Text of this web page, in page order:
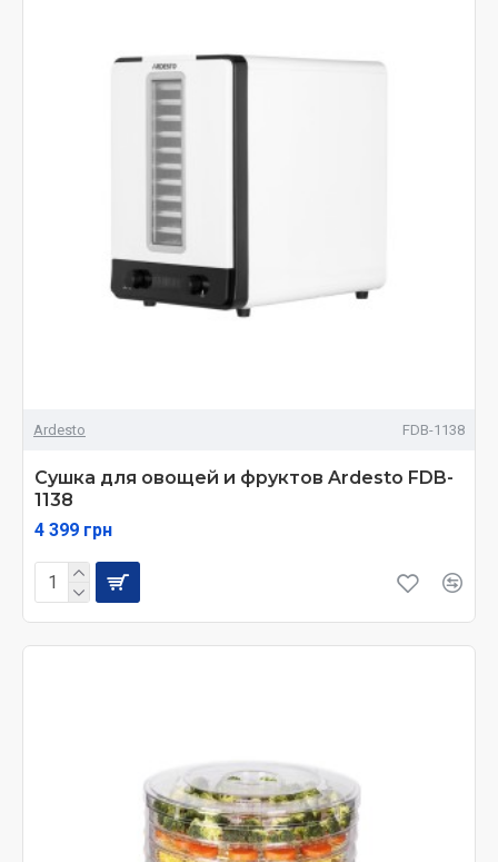
Ardesto FDB-1138
Сушка для овощей и фруктов Ardesto FDB-
1138
4 399 грн